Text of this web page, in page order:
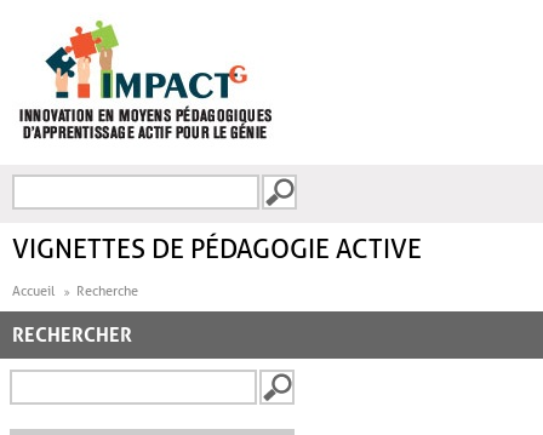
FORMULAIRE DE
VIGNETTES DE PÉDAGOGIE ACTIVE
Accueil Recherche
RECHERCHER